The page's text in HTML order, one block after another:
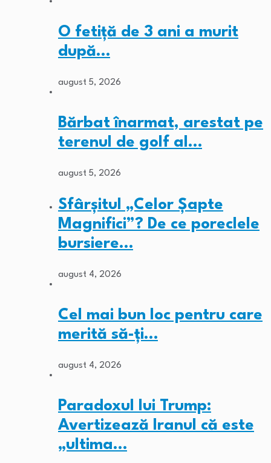
O fetiță de 3 ani a murit
după…
august 5, 2026
Bărbat înarmat, arestat pe
terenul de golf al…
august 5, 2026
Sfârșitul „Celor Șapte
Magnifici”? De ce poreclele
bursiere…
august 4, 2026
Cel mai bun loc pentru care
merită să-ți…
august 4, 2026
Paradoxul lui Trump:
Avertizează Iranul că este
„ultima…